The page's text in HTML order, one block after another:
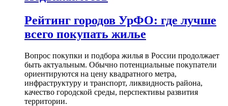
Рейтинг городов УрФО: где лучше
всего покупать жилье
Вопрос покупки и подбора жилья в России продолжает
быть актуальным. Обычно потенциальные покупатели
ориентируются на цену квадратного метра,
инфраструктуру и транспорт, ликвидность района,
качество городской среды, перспективы развития
территории.